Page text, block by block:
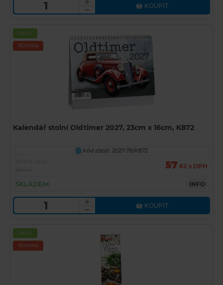
KOUPIT
Akční
Novinka
Kalendář stolní Oldtimer 2027, 23cm x 16cm, K872
U Kód zboží: 2027-78/K872
57 Kč s DPH
SKLADEM INFO
KOUPIT
Akční
Novinka